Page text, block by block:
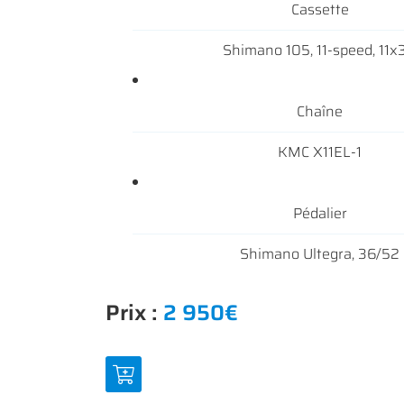
Cassette
Shimano 105, 11-speed,
Chaîne
KMC X11EL-1
Pédalier
Shimano Ultegra, 36/52
Prix : 2 950€